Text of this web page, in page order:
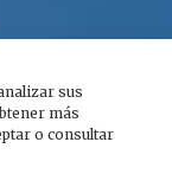
sus
más
o consultar